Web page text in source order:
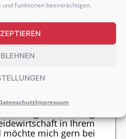
Funktionen beeinträchtigen.
Impressum
HOCHLADEN